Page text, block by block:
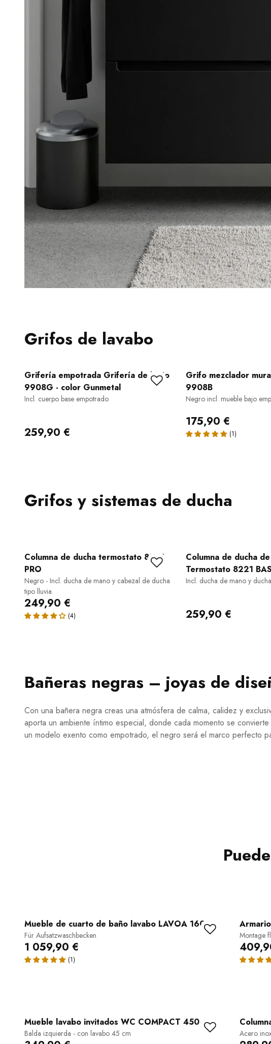
Grifos de lavabo
Grifería empotrada Grifería de baño
9908G - color Gunmetal
Incl. cuerpo base empotrado
259,90 €
Grifo mezclador
9908B
Negro incl. mueble bajo
175,90 €
Grifos y sistemas de ducha
Columna de ducha termostato 8221
PRO
Negro - Incl. ducha de mano y cabezal de ducha
tipo lluvia
249,90 €
Columna de ducha
Termostato 8221
Incl. ducha de mano y
259,90 €
Bañeras negras – joyas de
Con una bañera negra creas una atmósfera de calma, calidez y
aporta un ambiente íntimo especial, donde cada momento se
un modelo exento como empotrado, el negro será el marco perfecto
Mueble de cuarto de baño lavabo LAVOA 160 cm
Für Aufsatzwaschbecken
1 059,90 €
Montage
Mueble lavabo invitados WC COMPACT 450
Balda izquierda - con lavabo 45 cm Acero